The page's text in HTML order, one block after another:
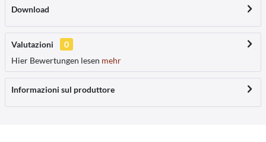
Download
Valutazioni
0
Hier Bewertungen lesen mehr
Informazioni sul produttore